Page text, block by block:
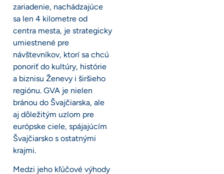
zariadenie, nachádzajúce
sa len 4 kilometre od
centra mesta, je strategicky
umiestnené pre
návštevníkov, ktorí sa chcú
ponoriť do kultúry, histórie
a biznisu Ženevy i širšieho
regiónu. GVA je nielen
bránou do Švajčiarska, ale
aj dôležitým uzlom pre
európske ciele, spájajúcím
Švajčiarsko s ostatnými
krajmi.
Medzi jeho kľúčové výhody